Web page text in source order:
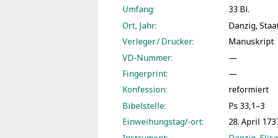
Umfang:
33 Bl.
Ort, Jahr:
Danzig,
Verleger / Drucker:
Manuskript
VD-Nummer:
—
Fingerprint:
—
Konfession:
reformiert
Bibelstelle:
Ps 33,1–3
Einweihungstag/-ort:
28. April